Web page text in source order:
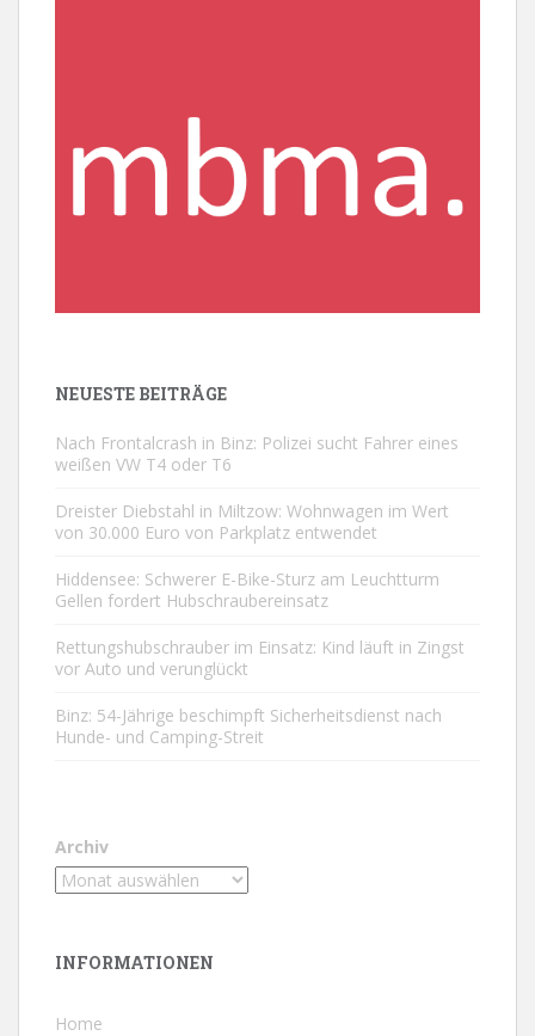
NEUESTE BEITRÄGE
Nach Frontalcrash in Binz: Polizei sucht Fahrer eines
weißen VW T4 oder T6
Dreister Diebstahl in Miltzow: Wohnwagen im Wert
von 30.000 Euro von Parkplatz entwendet
Hiddensee: Schwerer E-Bike-Sturz am Leuchtturm
Gellen fordert Hubschraubereinsatz
Rettungshubschrauber im Einsatz: Kind läuft in Zingst
vor Auto und verunglückt
Binz: 54-Jährige beschimpft Sicherheitsdienst nach
Hunde- und Camping-Streit
Archiv
INFORMATIONEN
Home